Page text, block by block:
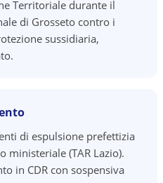
Territoriale durante il
di Grosseto contro i
sussidiaria,
di espulsione prefettizia
ministeriale (TAR Lazio).
in CDR con sospensiva